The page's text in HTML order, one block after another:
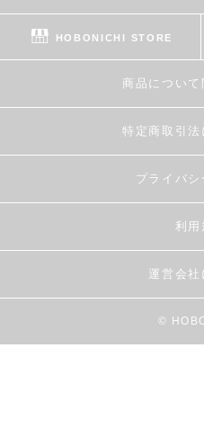
HOBONICHI STORE
商品について
特定商取引
プライバ
利用
運営会社
©